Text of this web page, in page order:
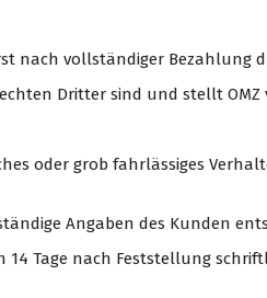
nach vollständiger Bezahlung
Dritter sind und stellt
oder grob fahrlässiges
Angaben des Kunden
Tage nach Feststellung